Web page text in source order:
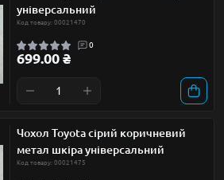
універсальний
Код товару: 00021470
0
699.00 ₴
Чохол Toyota сірий коричневий
метал шкіра універсальний
Код товару: 00021475